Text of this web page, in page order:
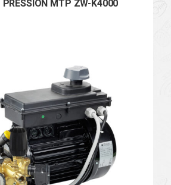
MTP ZW-K4000